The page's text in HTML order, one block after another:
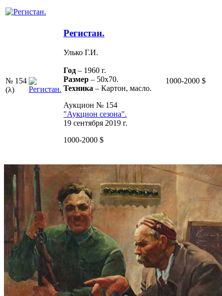
№ 154
(λ)
Регистан.
Улько Г.И.
Год – 1960 г.
Размер – 50х70.
Техника – Картон, масло.
Аукцион № 154
"Аукцион сезона".
19 сентября 2019 г.
1000-2000 $
1000-2000 $